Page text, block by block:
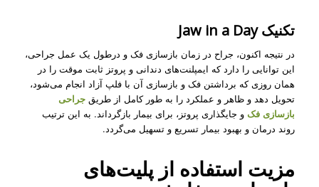
تکنیک Jaw in a Day
در نتیجه اکنون، جراح در زمان بازسازی فک و درطول یک عمل جراحی،
این توانایی را دارد که ایمپلنت‌های دندانی و پروتز ثابت موقت را در
همان روزی که برداشتن فک و بازسازی آن با فلپ آزاد انجام می‌شود،
تحویل دهد و ظاهر و عملکرد را به طور کامل از طریق جراحی
بازسازی فکو جایگذاری پروتز، برای بیمار بازگرداند. به این ترتیب
روند درمان و بهبود بیمار تسریع و تسهیل می‌گردد.
مزیت استفاده از پلیت‌های